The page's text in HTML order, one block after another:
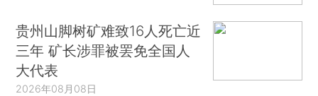
贵州山脚树矿难致16人死亡近
三年 矿长涉罪被罢免全国人
大代表
2026年08月08日